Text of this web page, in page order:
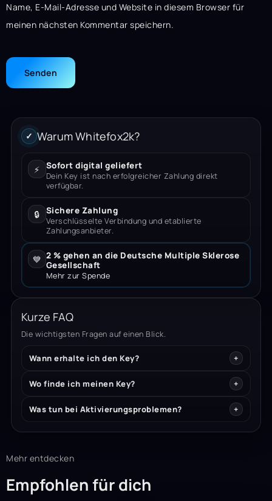
Name, E-Mail-Adresse und Website in diesem Browser für
meinen nächsten Kommentar speichern.
✓ Warum Whitefox2k?
⚡ Sofort digital geliefert
Dein Key ist nach erfolgreicher Zahlung direkt
verfügbar.
🔒 Sichere Zahlung
Verschlüsselte Verbindung und etablierte
Zahlungsanbieter.
💙 2 % gehen an die Deutsche Multiple Sklerose
Gesellschaft
Mehr zur Spende
Kurze FAQ
Die wichtigsten Fragen auf einen Blick.
Wann erhalte ich den Key?
Wo finde ich meinen Key?
Was tun bei Aktivierungsproblemen?
Mehr entdecken
Empfohlen für dich